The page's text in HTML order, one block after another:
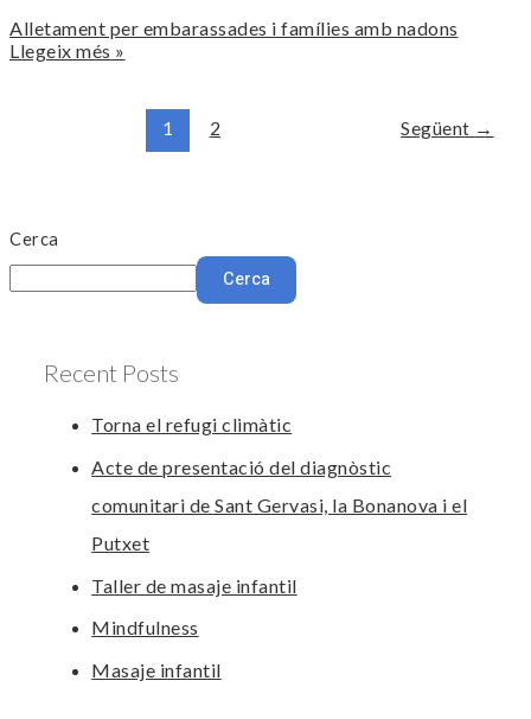
Alletament per embarassades i famílies amb nadons
Llegeix més »
1 2 Següent →
Cerca
Cerca
Recent Posts
Torna el refugi climàtic
Acte de presentació del diagnòstic
comunitari de Sant Gervasi, la Bonanova i el
Putxet
Taller de masaje infantil
Mindfulness
Masaje infantil